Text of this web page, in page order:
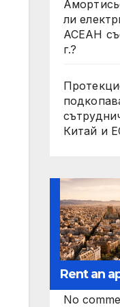
ли
АСЕАН
г.?
Китай и
Rent an
No